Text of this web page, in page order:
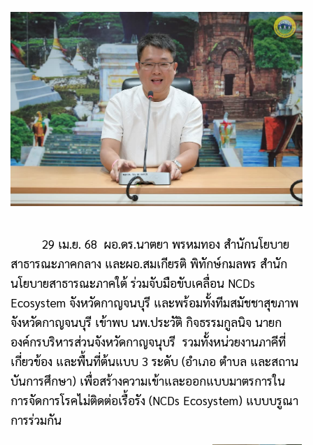
29 เม.ย. 68 ผอ.ดร.นาตยา พรหมทอง สำนักนโยบาย
สาธารณะภาคกลาง และผอ.สมเกียรติ พิทักษ์กมลพร สำนัก
นโยบายสาธารณะภาคใต้ ร่วมจับมือขับเคลื่อน NCDs
Ecosystem จังหวัดกาญจนบุรี และพร้อมทั้งทีมสมัชชาสุขภาพ
จังหวัดกาญจนบุรี เข้าพบ นพ.ประวัติ กิจธรรมกูลนิจ นายก
องค์กรบริหารส่วนจังหวัดกาญจนุบรี รวมทั้งหน่วยงานภาคีที่
เกี่ยวข้อง และพื้นที่ต้นแบบ 3 ระดับ (อำเภอ ตำบล และสถาน
บันการศึกษา) เพื่อสร้างความเข้าและออกแบบมาตรการใน
การจัดการโรคไม่ติดต่อเรื้อรัง (NCDs Ecosystem) แบบบรูณา
การร่วมกัน